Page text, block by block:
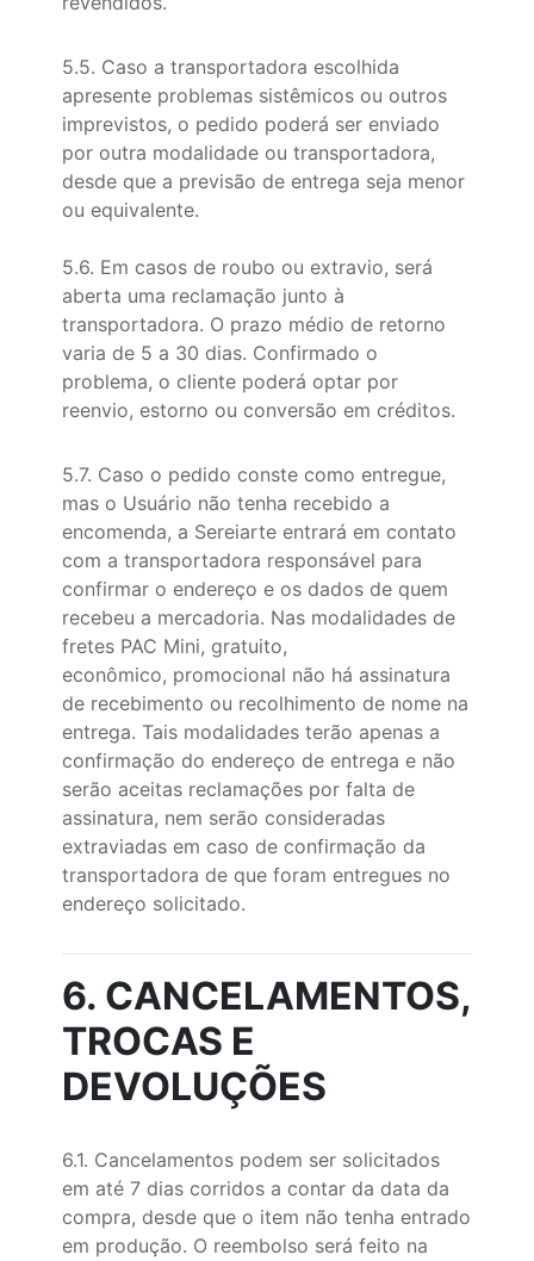
5.5. Caso a transportadora escolhida
apresente problemas sistêmicos ou outros
imprevistos, o pedido poderá ser enviado
por outra modalidade ou transportadora,
desde que a previsão de entrega seja menor
ou equivalente.
5.6. Em casos de roubo ou extravio, será
aberta uma reclamação junto à
transportadora. O prazo médio de retorno
varia de 5 a 30 dias. Confirmado o
problema, o cliente poderá optar por
reenvio, estorno ou conversão em créditos.
5.7. Caso o pedido conste como entregue,
mas o Usuário não tenha recebido a
encomenda, a Sereiarte entrará em contato
com a transportadora responsável para
confirmar o endereço e os dados de quem
recebeu a mercadoria. Nas modalidades de
fretes PAC Mini, gratuito,
econômico, promocional não há assinatura
de recebimento ou recolhimento de nome na
entrega. Tais modalidades terão apenas a
confirmação do endereço de entrega e não
serão aceitas reclamações por falta de
assinatura, nem serão consideradas
extraviadas em caso de confirmação da
transportadora de que foram entregues no
endereço solicitado.
6. CANCELAMENTOS,
TROCAS E
DEVOLUÇÕES
6.1. Cancelamentos podem ser solicitados
em até 7 dias corridos a contar da data da
compra, desde que o item não tenha entrado
em produção. O reembolso será feito na